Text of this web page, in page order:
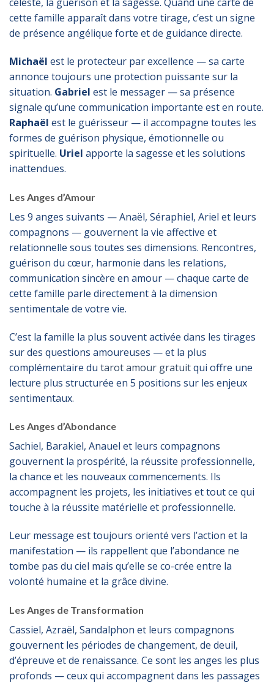
cette famille apparaît dans votre tirage, c’est un signe
de présence angélique forte et de guidance directe.
Michaël est le protecteur par excellence — sa carte
annonce toujours une protection puissante sur la
situation. Gabriel est le messager — sa présence
signale qu’une communication importante est en route.
Raphaël est le guérisseur — il accompagne toutes les
formes de guérison physique, émotionnelle ou
spirituelle. Uriel apporte la sagesse et les solutions
inattendues.
Les Anges d’Amour
Les 9 anges suivants — Anaël, Séraphiel, Ariel et leurs
compagnons — gouvernent la vie affective et
relationnelle sous toutes ses dimensions. Rencontres,
guérison du cœur, harmonie dans les relations,
communication sincère en amour — chaque carte de
cette famille parle directement à la dimension
sentimentale de votre vie.
C’est la famille la plus souvent activée dans les tirages
sur des questions amoureuses — et la plus
complémentaire du tarot amour gratuitqui offre une
lecture plus structurée en 5 positions sur les enjeux
sentimentaux.
Les Anges d’Abondance
Sachiel, Barakiel, Anauel et leurs compagnons
gouvernent la prospérité, la réussite professionnelle,
la chance et les nouveaux commencements. Ils
accompagnent les projets, les initiatives et tout ce qui
touche à la réussite matérielle et professionnelle.
Leur message est toujours orienté vers l’action et la
manifestation — ils rappellent que l’abondance ne
tombe pas du ciel mais qu’elle se co-crée entre la
volonté humaine et la grâce divine.
Les Anges de Transformation
Cassiel, Azraël, Sandalphon et leurs compagnons
gouvernent les périodes de changement, de deuil,
d’épreuve et de renaissance. Ce sont les anges les plus
profonds — ceux qui accompagnent dans les passages